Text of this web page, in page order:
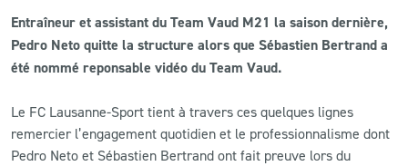
Entraîneur et assistant du Team Vaud M21 la saison dernière,
Pedro Neto quitte la structure alors que Sébastien Bertrand a
été nommé reponsable vidéo du Team Vaud.
Le FC Lausanne-Sport tient à travers ces quelques lignes
remercier l’engagement quotidien et le professionnalisme dont
Pedro Neto et Sébastien Bertrand ont fait preuve lors du